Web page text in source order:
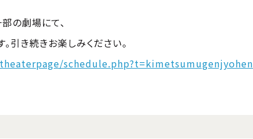
の劇場にて、
引き続きお楽しみください。
schedule.php?t=kimetsumugenjyohen